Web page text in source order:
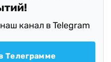
канал в Telegram
Телеграмме